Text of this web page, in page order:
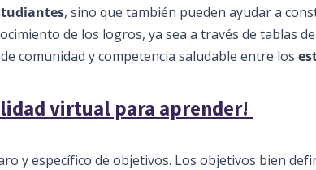
, sino que también pueden ayudar a
de los logros, ya sea a través de tablas
comunidad y competencia saludable entre los
virtual para aprender!
y específico de objetivos. Los objetivos bien